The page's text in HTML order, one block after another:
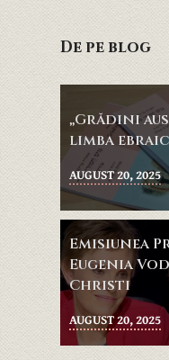
De pe blog
„Grădini
limba
AUGUST 20, 2025
Emisiunea
Eugenia
Christi
AUGUST 20, 2025